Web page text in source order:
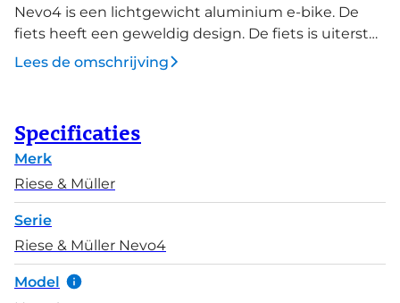
Nevo4 is een lichtgewicht aluminium e-bike. De
fiets heeft een geweldig design. De fiets is uiterst
stabiel ondanks de lage instap. Ook ziet de fiets er
super sportief uit. De fiets is te verkrijgen in drie
Performance Line CX motor en standaard met een
Bosch PowerTube 750Wh accu. Op het standaard
geleverde Intuvia100 Smart display lees je de
meest essentiële rit- en accudata af.&nbsp; De
Nevo4 GT met de lage instap leent zich uitstekend
voor alle doeleinden. Het is een sportieve e-bike die
enorm fijn stuurt. Super voor toeren op lange
afstanden en fietsvakanties. Voor woon-
Lees de omschrijving
Specificaties
Merk
Riese & Müller
Serie
Riese & Müller Nevo4
Model